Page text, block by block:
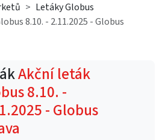
Letáky Globus
8.10. - 2.11.2025 - Globus
Akční leták
8.10. -
- Globus